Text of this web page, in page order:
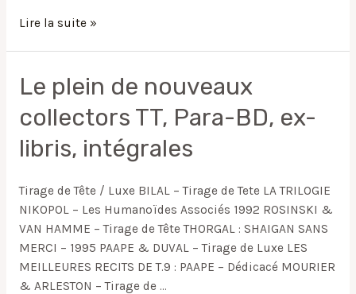
Lire la suite »
Le plein de nouveaux
collectors TT, Para-BD, ex-
libris, intégrales
Tirage de Tête / Luxe BILAL – Tirage de Tete LA TRILOGIE
NIKOPOL – Les Humanoïdes Associés 1992 ROSINSKI &
VAN HAMME – Tirage de Tête THORGAL : SHAIGAN SANS
MERCI – 1995 PAAPE & DUVAL – Tirage de Luxe LES
MEILLEURES RECITS DE T.9 : PAAPE – Dédicacé MOURIER
& ARLESTON – Tirage de …
Le
plein
de
nouveaux
collectors
Para-
BD,
ex-
libris,
intégrales